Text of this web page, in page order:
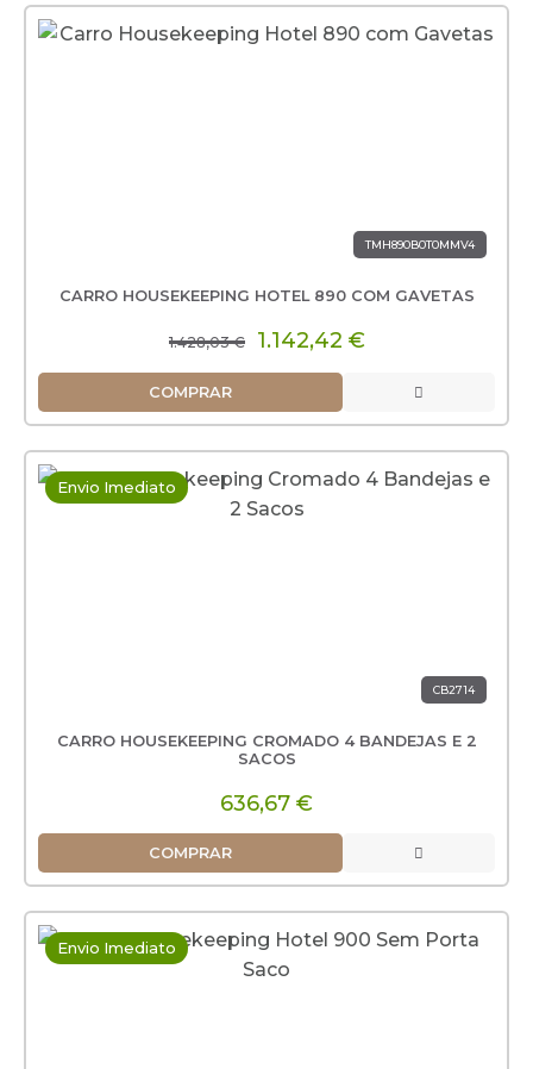
TMH890B0T0MMV4
CARRO HOUSEKEEPING HOTEL 890 COM GAVETAS
1.428,03 € 1.142,42 €
COMPRAR
Envio Imediato
CB2714
CARRO HOUSEKEEPING CROMADO 4 BANDEJAS E 2
SACOS
636,67 €
COMPRAR
Envio Imediato